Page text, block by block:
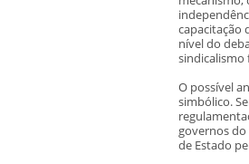
capacitação
nível do
sindicalismo
O possível
simbólico.
governos
de Estado